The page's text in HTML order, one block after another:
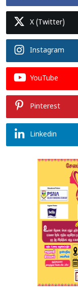
X (Twitter)
Instagram
YouTube
Pinterest
Linkedin